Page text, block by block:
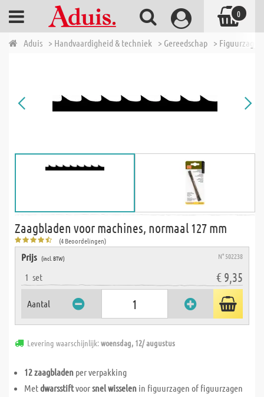
Aduis > Handvaardigheid & techniek > Gereedschap >
Zaagbladen voor machines, normaal 127 mm
(4 Beoordelingen)
Prijs (incl. BTW) N° 502238
1 set € 9,35
Aantal
Levering waarschijnlijk:woensdag, 12/ augustus
12 zaagbladen per verpakking
Metdwarsstiftvoorsnel wisselen in figuurzagen of figuurzagen
0